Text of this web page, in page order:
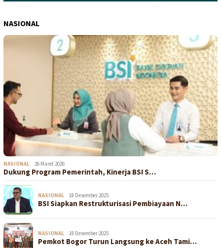
NASIONAL
NASIONAL 26 Maret 2026
Dukung Program Pemerintah, Kinerja BSI S…
NASIONAL 18 Desember 2025
BSI Siapkan Restrukturisasi Pembiayaan N…
NASIONAL 18 Desember 2025
Pemkot Bogor Turun Langsung ke Aceh Tami…